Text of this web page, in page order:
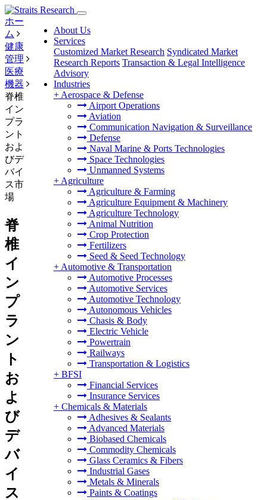
About Us
Services
Customized Market Research Syndicated Market
Research Reports Transaction & Legal Intelligence
Advisory
Industries
+ Aerospace & Defense
Airport Operations
Aviation
Communication Navigation & Surveillance
Defense
Naval Marine & Ports Technologies
Space Technologies
Unmanned Systems
+ Agriculture
Agriculture & Farming
Agriculture Equipment & Machinery
Agriculture Technology
Animal Nutrition
Crop Protection
Fertilizers
Seed & Seed Technology
+ Automotive & Transportation
Automotive Processes
Automotive Services
Automotive Technology
Autonomous Vehicles
Chasis & Body
Electric Vehicle
Powertrain
Railways
Transportation & Logistics
+ BFSI
Financial Services
Insurance Services
+ Chemicals & Materials
Adhesives & Sealants
Advanced Materials
Biobased Chemicals
Commodity Chemicals
Glass Ceramics & Fibers
Industrial Gases
Metals & Minerals
Paints & Coatings
ホー
ム
健康
管理
医療
機器
脊椎
イン
プラ
ント
およ
びデ
バイ
ス市
場
脊
椎
イ
ン
プ
ラ
ン
ト
お
よ
び
デ
バ
イ
ス